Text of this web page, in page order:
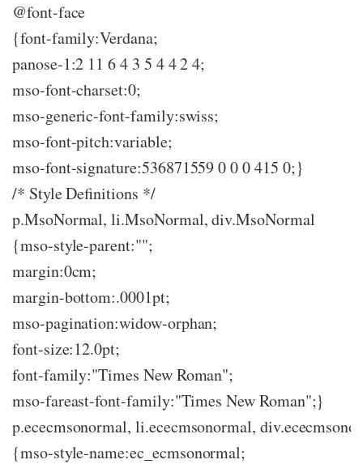
@font-face
{font-family:Verdana;
panose-1:2 11 6 4 3 5 4 4 2 4;
mso-font-charset:0;
mso-generic-font-family:swiss;
mso-font-pitch:variable;
mso-font-signature:536871559 0 0 0 415 0;}
/* Style Definitions */
p.MsoNormal, li.MsoNormal, div.MsoNormal
{mso-style-parent:"";
margin:0cm;
margin-bottom:.0001pt;
mso-pagination:widow-orphan;
font-size:12.0pt;
font-family:"Times New Roman";
mso-fareast-font-family:"Times New Roman";}
p.ececmsonormal, li.ececmsonormal,
{mso-style-name:ec_ecmsonormal;